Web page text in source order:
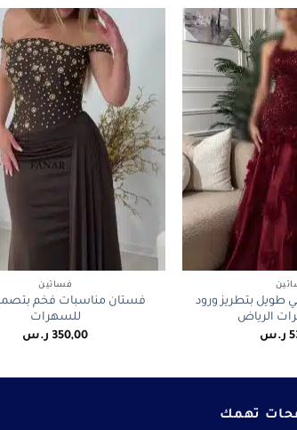
طويل بتطريز ورود
الرياض
ر.س
فساتين
فستان مناسبات فخم
للسهرات
350,00 ر.س
تهمك